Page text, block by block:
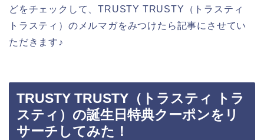
どをチェックして、TRUSTY TRUSTY（トラスティ
トラスティ）のメルマガをみつけたら記事にさせてい
ただきます♪
TRUSTY TRUSTY（トラスティ トラ
スティ）の誕生日特典クーポンをリ
サーチしてみた！